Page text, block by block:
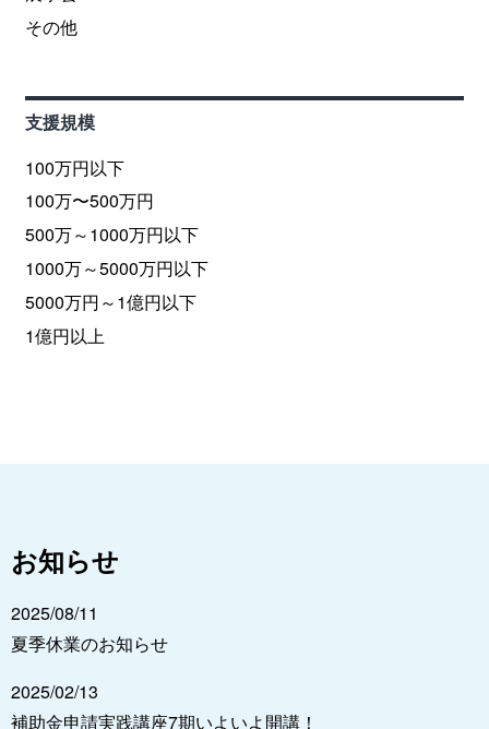
その他
支援規模
100万円以下
100万〜500万円
500万～1000万円以下
1000万～5000万円以下
5000万円～1億円以下
1億円以上
お知らせ
2025/08/11
夏季休業のお知らせ
2025/02/13
補助金申請実践講座7期いよいよ開講！